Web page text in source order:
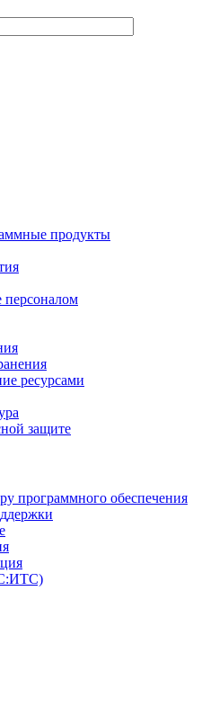
продукты
персоналом
ресурсами
защите
программного обеспечения